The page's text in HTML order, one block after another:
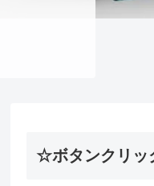
☆ボタンクリッ